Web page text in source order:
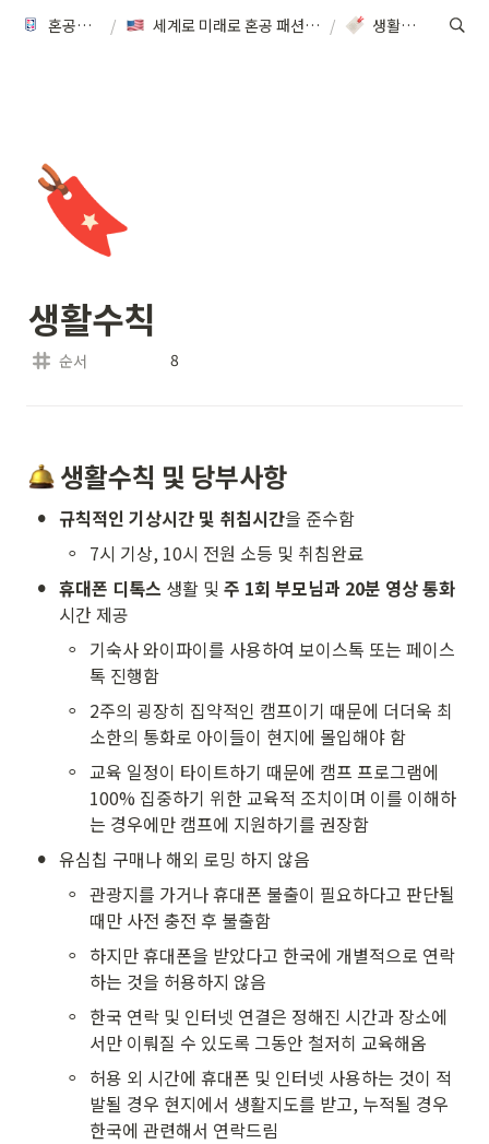
혼공캠프 / 세계로 미래로 혼공 패션 캠프 in LA / 생활수칙
🔖
생활수칙
순서 8
생활수칙 및 당부사항
• 규칙적인 기상시간 및 취침시간을 준수함
◦ 7시 기상, 10시 전원 소등 및 취침완료
• 휴대폰 디톡스 생활 및 주 1회 부모님과 20분 영상 통화
시간 제공
◦ 기숙사 와이파이를 사용하여 보이스톡 또는 페이스
톡 진행함
◦ 2주의 굉장히 집약적인 캠프이기 때문에 더더욱 최
소한의 통화로 아이들이 현지에 몰입해야 함
◦ 교육 일정이 타이트하기 때문에 캠프 프로그램에
100% 집중하기 위한 교육적 조치이며 이를 이해하
는 경우에만 캠프에 지원하기를 권장함
• 유심칩 구매나 해외 로밍 하지 않음
◦ 관광지를 가거나 휴대폰 불출이 필요하다고 판단될
때만 사전 충전 후 불출함
◦ 하지만 휴대폰을 받았다고 한국에 개별적으로 연락
하는 것을 허용하지 않음
◦ 한국 연락 및 인터넷 연결은 정해진 시간과 장소에
서만 이뤄질 수 있도록 그동안 철저히 교육해옴
◦ 허용 외 시간에 휴대폰 및 인터넷 사용하는 것이 적
발될 경우 현지에서 생활지도를 받고, 누적될 경우
한국에 관련해서 연락드림